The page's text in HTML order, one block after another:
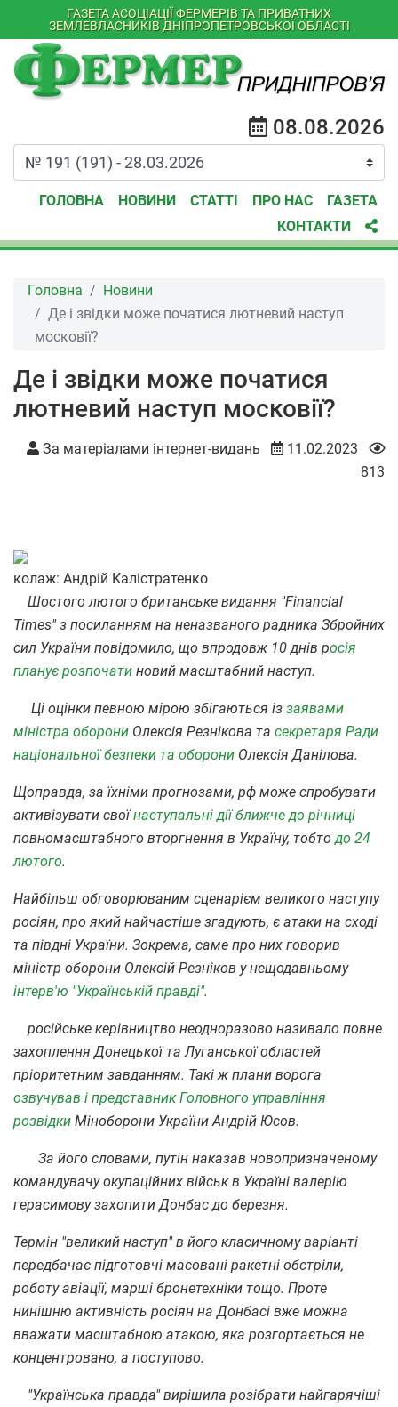
ГАЗЕТА АСОЦІАЦІЇ ФЕРМЕРІВ ТА ПРИВАТНИХ
ЗЕМЛЕВЛАСНИКІВ ДНІПРОПЕТРОВСЬКОЇ ОБЛАСТІ
08.08.2026
ГОЛОВНА НОВИНИ СТАТТІ ПРО НАС
ГАЗЕТА
КОНТАКТИ
Головна
Новини
Де і звідки може початися лютневий наступ
московії?
Де і звідки може початися
лютневий наступ московії?
За матеріалами інтернет-видань
11.02.2023
813
колаж: Андрій Калістратенко
Шостого лютого британське видання "Financial
Times" з посиланням на неназваного радника Збройних
сил України повідомило, що впродовж 10 днів росія
планує розпочати новий масштабний наступ.
Ці оцінки певною мірою збігаються із заявами
міністра оборони Олексія Резнікова та секретаря Ради
національної безпеки та оборони Олексія Данілова.
Щоправда, за їхніми прогнозами, рф може спробувати
активізувати своїнаступальні дії ближче до річниці
повномасштабного вторгнення в Україну, тобтодо 24
лютого.
Найбільш обговорюваним сценарієм великого наступу
росіян, про який найчастіше згадують, є атаки на сході
та півдні України. Зокрема, саме про них говорив
міністр оборони Олексій Резніков у нещодавньому
інтерв'ю "Українській правді".
російське керівництво неодноразово називало повне
захоплення Донецької та Луганської областей
пріоритетним завданням. Такі ж плани ворога
озвучував і представник Головного управління
розвідки Міноборони України Андрій Юсов.
За його словами, путін наказав новопризначеному
командувачу окупаційних військ в Україні валерію
герасимову захопити Донбас до березня.
Термін "великий наступ" в його класичному варіанті
передбачає підготовчі масовані ракетні обстріли,
роботу авіації, марші бронетехніки тощо. Проте
нинішню активність росіян на Донбасі вже можна
вважати масштабною атакою, яка розгортається не
концентровано, а поступово.
"Українська правда" вирішила розібрати найгарячіші